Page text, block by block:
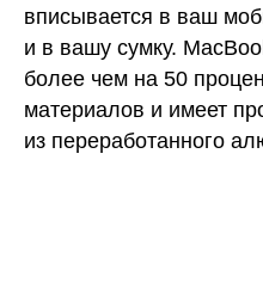
вписывается в ваш
и в вашу сумку.
более чем на 50
материалов и имеет
из переработанного